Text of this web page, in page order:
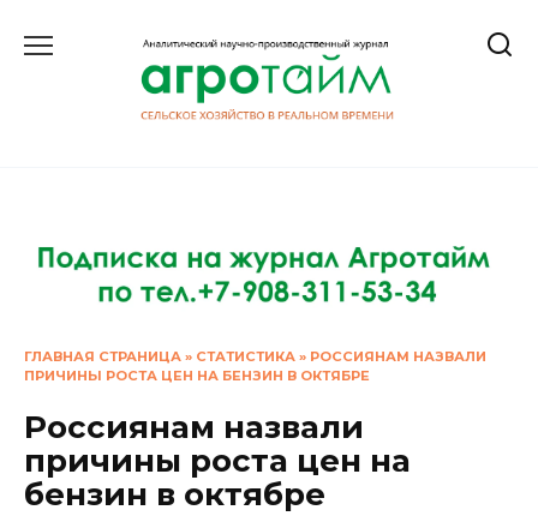
ГЛАВНАЯ СТРАНИЦА » СТАТИСТИКА » РОССИЯНАМ НАЗВАЛИ
ПРИЧИНЫ РОСТА ЦЕН НА БЕНЗИН В ОКТЯБРЕ
Россиянам назвали
причины роста цен на
бензин в октябре